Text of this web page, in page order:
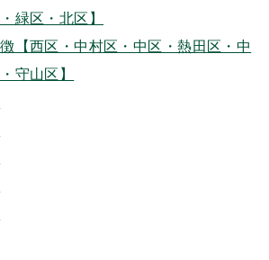
緑区・北区】
【西区・中村区・中区・熱田区・中
守山区】